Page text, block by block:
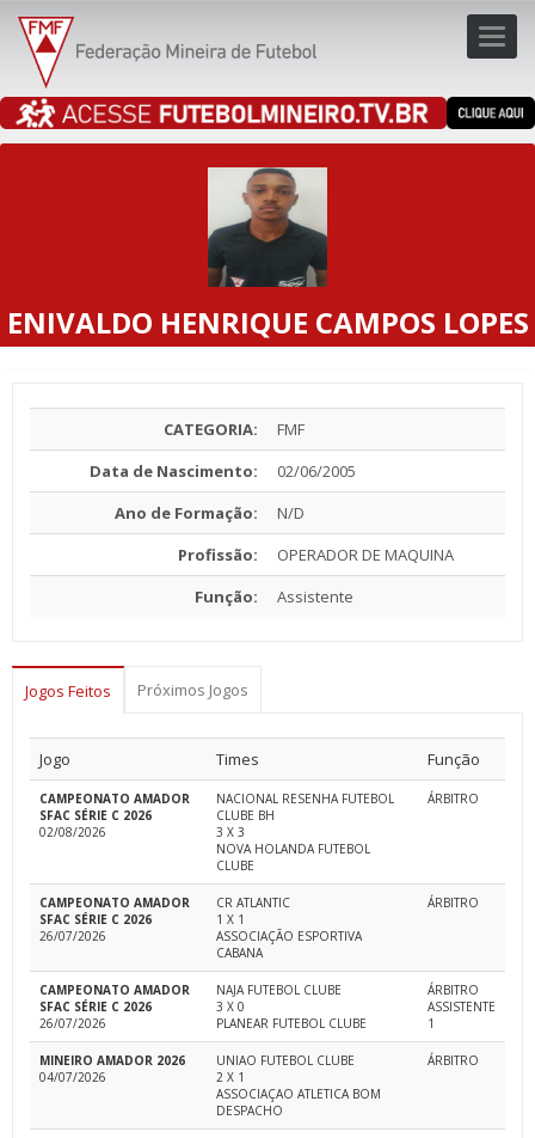
ENIVALDO HENRIQUE CAMPOS LOPES
CATEGORIA:
FMF
Data de Nascimento:
02/06/2005
Ano de Formação:
N/D
Profissão:
OPERADOR DE MAQUINA
Função:
Assistente
Jogos Feitos Próximos Jogos
Jogo Times Função
CAMPEONATO AMADOR
SFAC SÉRIE C 2026
02/08/2026
NACIONAL RESENHA FUTEBOL
CLUBE BH
3 X 3
NOVA HOLANDA FUTEBOL
CLUBE
ÁRBITRO
CAMPEONATO AMADOR
SFAC SÉRIE C 2026
26/07/2026
CR ATLANTIC
1 X 1
ASSOCIAÇÃO ESPORTIVA
CABANA
ÁRBITRO
CAMPEONATO AMADOR
SFAC SÉRIE C 2026
26/07/2026
NAJA FUTEBOL CLUBE
3 X 0
PLANEAR FUTEBOL CLUBE
ÁRBITRO
ASSISTENTE
1
MINEIRO AMADOR 2026
04/07/2026
UNIAO FUTEBOL CLUBE
2 X 1
ASSOCIAÇAO ATLETICA BOM
DESPACHO
ÁRBITRO